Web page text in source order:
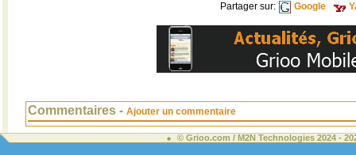
Partager sur: Google
Commentaires - Ajouter un commentaire
© Grioo.com / M2N Technologies 2024 -